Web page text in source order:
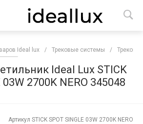
Ideal lux / Трековые системы /
Ideal Lux STICK
03W 2700K NERO 345048
Артикул STICK SPOT SINGLE 03W 2700K NERO